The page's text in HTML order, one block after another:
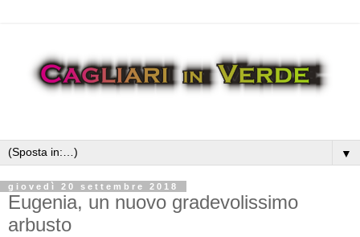
▼
giovedì 20 settembre 2018
Eugenia, un nuovo gradevolissimo
arbusto